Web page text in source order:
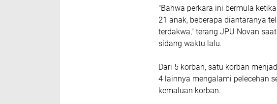
"Bahwa perkara ini bermula
21 anak, beberapa diantaranya
terdakwa," terang JPU Novan
sidang waktu lalu.
Dari 5 korban, satu korban
4 lainnya mengalami pelecehan
kemaluan korban.